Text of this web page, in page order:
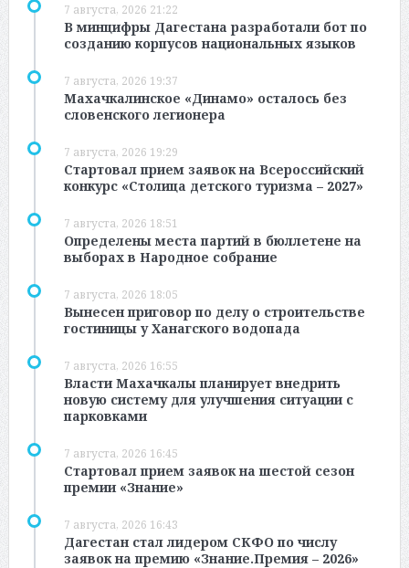
7 августа, 2026 21:22
В минцифры Дагестана разработали бот по
созданию корпусов национальных языков
7 августа, 2026 19:37
Махачкалинское «Динамо» осталось без
словенского легионера
7 августа, 2026 19:29
Стартовал прием заявок на Всероссийский
конкурс «Столица детского туризма – 2027»
7 августа, 2026 18:51
Определены места партий в бюллетене на
выборах в Народное собрание
7 августа, 2026 18:05
Вынесен приговор по делу о строительстве
гостиницы у Ханагского водопада
7 августа, 2026 16:55
Власти Махачкалы планирует внедрить
новую систему для улучшения ситуации с
парковками
7 августа, 2026 16:45
Стартовал прием заявок на шестой сезон
премии «Знание»
7 августа, 2026 16:43
Дагестан стал лидером СКФО по числу
заявок на премию «Знание.Премия – 2026»